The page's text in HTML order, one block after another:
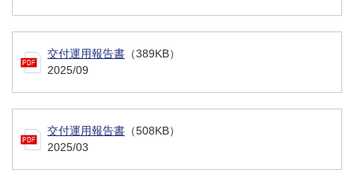
交付運用報告書 （389KB）
2025/09
交付運用報告書 （508KB）
2025/03